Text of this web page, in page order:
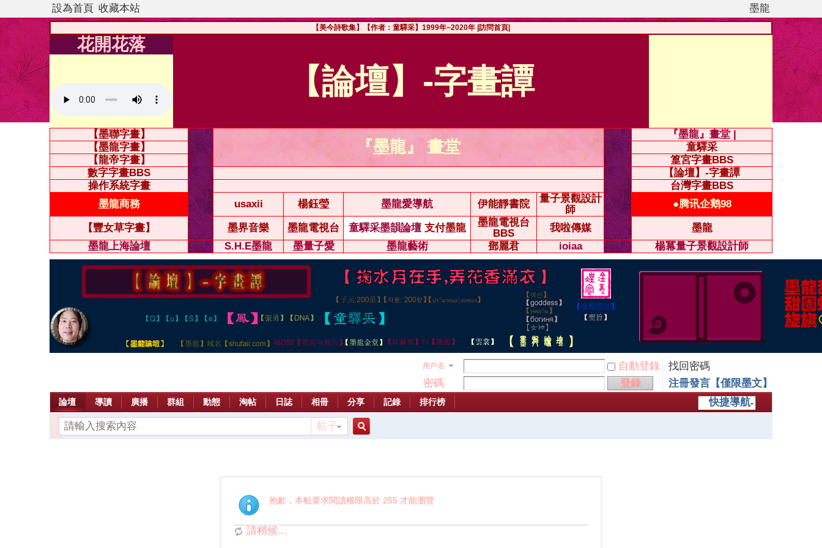
設為首頁 收藏本站 墨龍
【美今詩歌集】【作者：童驛采】1999年~2020年 |訪問首頁|
花開花落
【論壇】-字畫譚
【墨聯字畫】
『墨龍』 畫堂
『墨龍』畫堂 |
【墨龍字畫】
童驛采
【龍帝字畫】
篁宮字畫BBS
數字字畫BBS
【論壇】-字畫譚
操作系統字畫
台灣字畫BBS
墨龍商務
usaxii 楊鈺瑩 墨龍愛導航 伊能靜書院
量子景觀設計
師
●腾讯企鹅98
【豐女草字畫】 墨界音樂 墨龍電視台 童驛采墨韻論壇 支付墨龍
墨龍電視台
BBS
我啦傳媒
墨龍
墨龍上海論壇
S.H.E墨龍 墨量子愛 墨龍藝術 鄧麗君 ioiaa 楊冪量子景觀設計師
用戶名 自動登錄
找回密碼
密碼
登錄
注冊發言【僅限墨文】
快捷導航
論壇 導讀 廣播 群組 動態 淘帖 日誌 相冊 分享 記錄 排行榜
帖子
索
抱歉，本帖要求閱讀權限高於 255 才能瀏覽
請稍候...